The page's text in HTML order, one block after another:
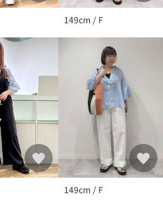
149cm / F
149cm / F